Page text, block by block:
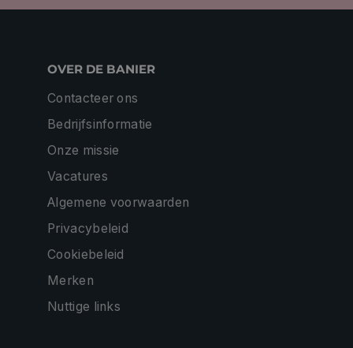
OVER DE BANIER
Contacteer ons
Bedrijfsinformatie
Onze missie
Vacatures
Algemene voorwaarden
Privacybeleid
Cookiebeleid
Merken
Nuttige links